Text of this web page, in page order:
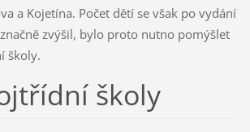
a Kojetína. Počet dětí se však po vydání
zvýšil, bylo proto nutno pomýšlet
školy.
školy